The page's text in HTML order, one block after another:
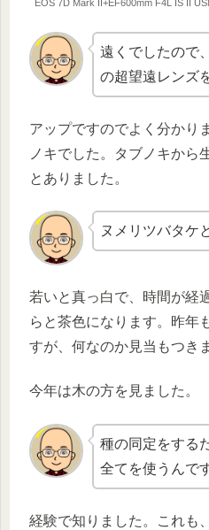
EOS 7D Mark II+EF600mm F4L IS II
遠くでしたので
の超望遠レンズ
アップですのでよく分かり
ノキでした。タブノキから
とありました。
ヌメリツバタケ
若いと真っ白で、時間が経
らと茶色になります。昨年
すが、何なのか見当もつき
今年は木の方を見ました。
種の同定をする
全てを使うんで
経験で知りました。これも